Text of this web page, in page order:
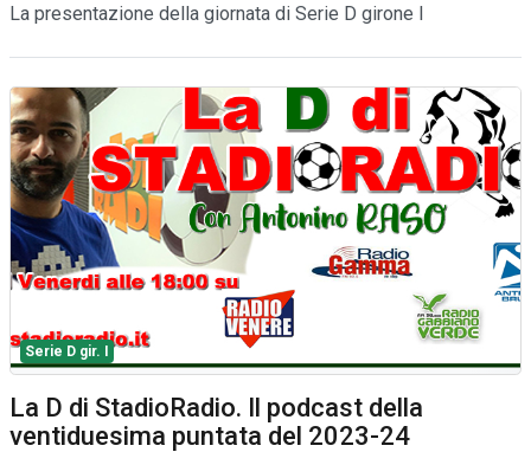
La presentazione della giornata di Serie D girone I
Serie D gir. I
La D di StadioRadio. Il podcast della
ventiduesima puntata del 2023-24